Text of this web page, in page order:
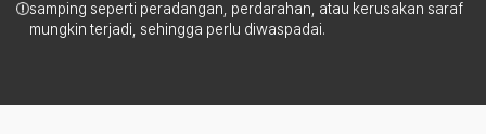
samping seperti peradangan, perdarahan, atau kerusakan saraf
mungkin terjadi, sehingga perlu diwaspadai.